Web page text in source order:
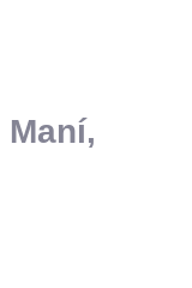
Maní,